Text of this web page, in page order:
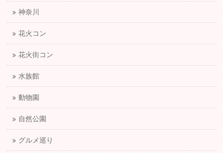
神奈川
花火コン
花火街コン
水族館
動物園
自然公園
グルメ巡り